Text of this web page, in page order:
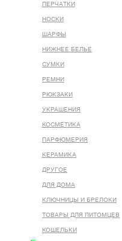
ПЕРЧАТКИ
НОСКИ
ШАРФЫ
НИЖНЕЕ БЕЛЬЕ
СУМКИ
РЕМНИ
РЮКЗАКИ
УКРАШЕНИЯ
КОСМЕТИКА
ПАРФЮМЕРИЯ
КЕРАМИКА
ДРУГОЕ
ДЛЯ ДОМА
КЛЮЧНИЦЫ И БРЕЛОКИ
ТОВАРЫ ДЛЯ ПИТОМЦЕВ
КОШЕЛЬКИ